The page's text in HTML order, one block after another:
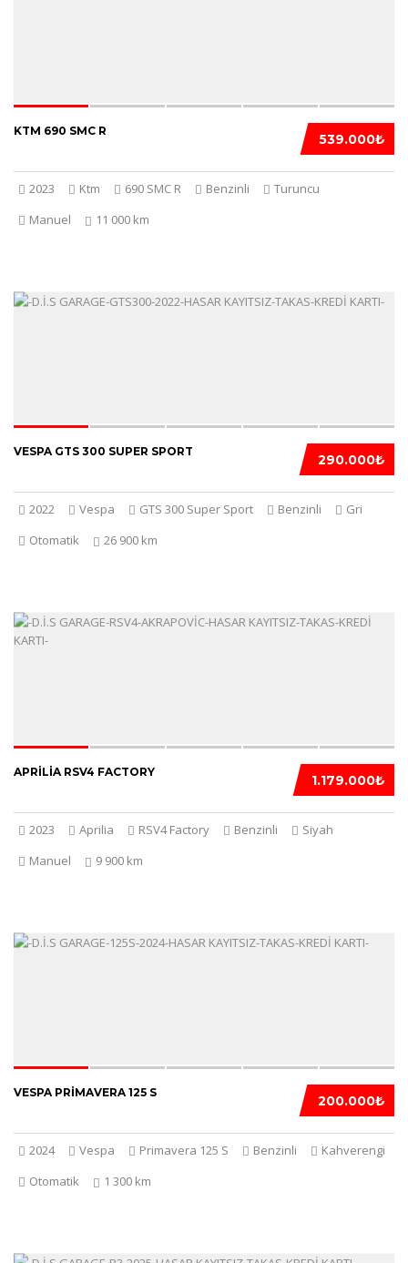
539.000₺
KTM 690 SMC R
2023 Ktm 690 SMC R Benzinli
Turuncu
Manuel
11 000 km
5
290.000₺
VESPA GTS 300 SUPER SPORT
2022 Vespa GTS 300 Super Sport Benzinli
Gri
Otomatik
26 900 km
1.179.000₺
APRILIA RSV4 FACTORY
2023 Aprilia RSV4 Factory Benzinli
Siyah
Manuel
9 900 km
200.000₺
VESPA PRIMAVERA 125 S
2024 Vespa Primavera 125 S Benzinli
Kahverengi
Otomatik
1 300 km